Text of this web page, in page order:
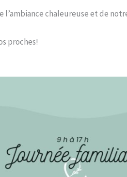
chaleureuse et de
proches!